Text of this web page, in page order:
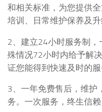
和相关标准，为您提供
培训、日常维护保养及升
2、建立24小时服务制
殊情况72小时内给予解
证您能得到快速及时的服
3、一年免费售后，维护
务。一次服务，终生信赖